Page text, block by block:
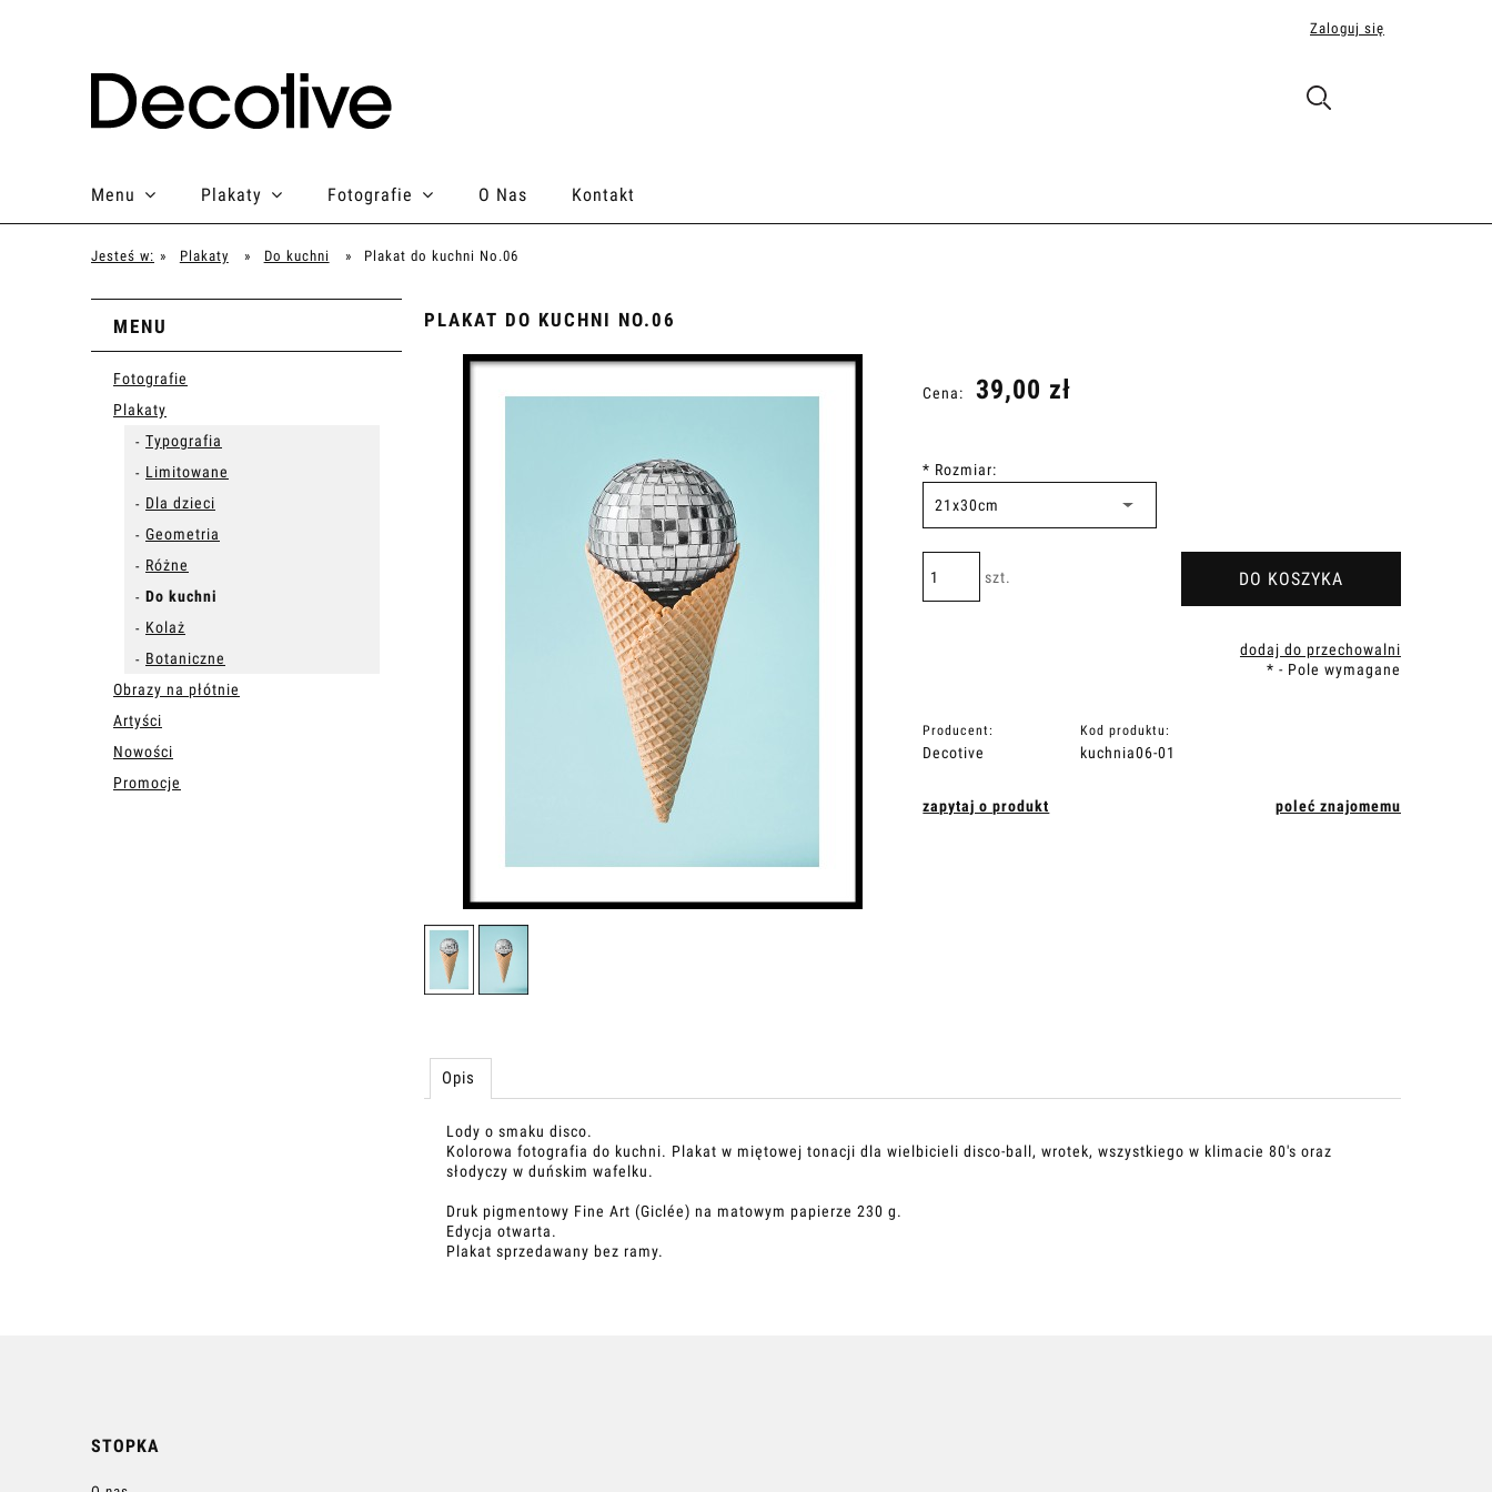
Zaloguj się
Menu Plakaty Fotografie O Nas Kontakt
Jesteś w: » Plakaty » Do kuchni » Plakat do kuchni No.06
MENU
Fotografie
Plakaty
Typografia
Limitowane
Dla dzieci
Geometria
Różne
Do kuchni
Kolaż
Botaniczne
Obrazy na płótnie
Artyści
Nowości
Promocje
PLAKAT DO KUCHNI NO.06
Cena: 39,00 zł
* Rozmiar:
szt. DO KOSZYKA
dodaj do przechowalni
* - Pole wymagane
Producent:
Decotive
Kod produktu:
kuchnia06-01
zapytaj o produkt poleć znajomemu
Opis
Lody o smaku disco.
Kolorowa fotografia do kuchni. Plakat w miętowej tonacji dla wielbicieli disco-ball, wrotek, wszystkiego w klimacie 80's oraz
słodyczy w duńskim wafelku.
Druk pigmentowy Fine Art (Giclée) na matowym papierze 230 g.
Edycja otwarta.
Plakat sprzedawany bez ramy.
STOPKA